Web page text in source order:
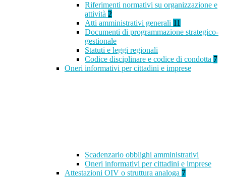
Riferimenti normativi su organizzazione e
attività 2
Atti amministrativi generali 11
Documenti di programmazione strategico-
gestionale
Statuti e leggi regionali
Codice disciplinare e codice di condotta 7
Oneri informativi per cittadini e imprese
Scadenzario obblighi amministrativi
Oneri informativi per cittadini e imprese
Attestazioni OIV o struttura analoga 7